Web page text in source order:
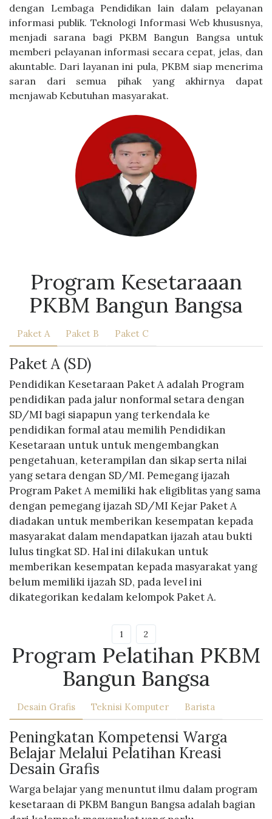
dengan Lembaga Pendidikan lain dalam pelayanan
informasi publik. Teknologi Informasi Web khususnya,
menjadi sarana bagi PKBM Bangun Bangsa untuk
memberi pelayanan informasi secara cepat, jelas, dan
akuntable. Dari layanan ini pula, PKBM siap menerima
saran dari semua pihak yang akhirnya dapat
menjawab Kebutuhan masyarakat.
Program Kesetaraaan
PKBM Bangun Bangsa
Paket A Paket B Paket C
Paket A (SD)
Pendidikan Kesetaraan Paket A adalah Program
pendidikan pada jalur nonformal setara dengan
SD/MI bagi siapapun yang terkendala ke
pendidikan formal atau memilih Pendidikan
Kesetaraan untuk untuk mengembangkan
pengetahuan, keterampilan dan sikap serta nilai
yang setara dengan SD/MI. Pemegang ijazah
Program Paket A memiliki hak eligiblitas yang sama
dengan pemegang ijazah SD/MI Kejar Paket A
diadakan untuk memberikan kesempatan kepada
masyarakat dalam mendapatkan ijazah atau bukti
lulus tingkat SD. Hal ini dilakukan untuk
memberikan kesempatan kepada masyarakat yang
belum memiliki ijazah SD, pada level ini
dikategorikan kedalam kelompok Paket A.
1 2
Program Pelatihan PKBM
Bangun Bangsa
Desain Grafis Teknisi Komputer Barista
Peningkatan Kompetensi Warga
Belajar Melalui Pelatihan Kreasi
Desain Grafis
Warga belajar yang menuntut ilmu dalam program
kesetaraan di PKBM Bangun Bangsa adalah bagian